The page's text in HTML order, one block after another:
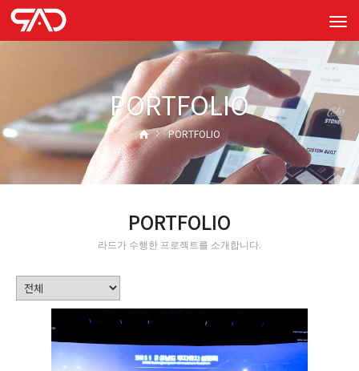
PORTFOLIO
PORTFOLIO
PORTFOLIO
라드가 수행한 프로젝트를 소개합니다.